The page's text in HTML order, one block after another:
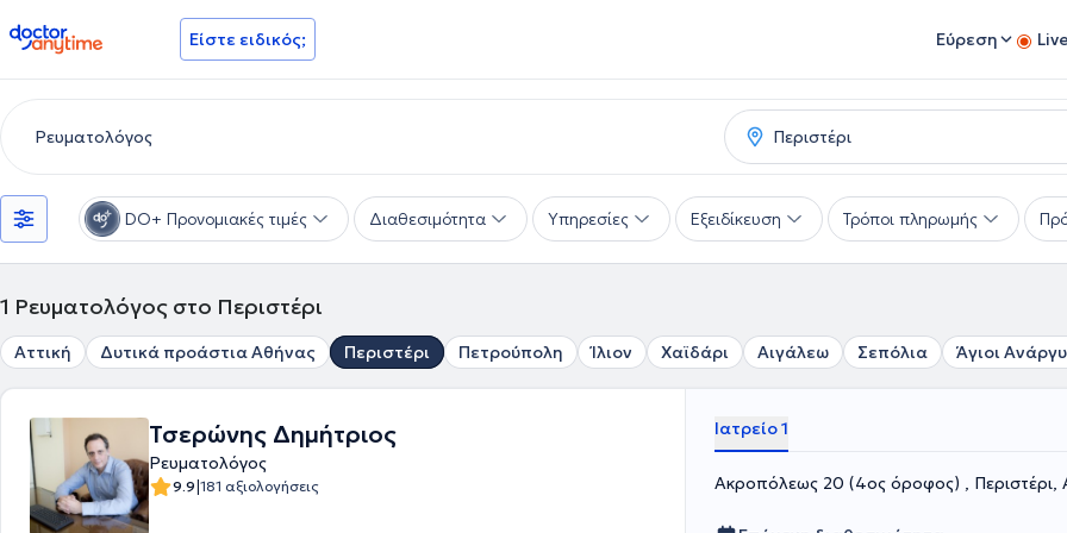
doctoranytime Είστε ειδικός; Εύρεση
DO+ Προνομιακές τιμές Διαθεσιμότητα Υπηρεσίες Εξειδίκευση Τρόποι πληρωμής
1 Ρευματολόγος στο Περιστέρι
Αττική Δυτικά προάστια Αθήνας Περιστέρι Πετρούπολη Ίλιον Χαϊδάρι Αιγάλεω Σεπόλια Άγιοι
Τσερώνης Δημήτριος
Ρευματολόγος
9.9|181 αξιολογήσεις
Ιατρείο 1
Ακροπόλεως 20 (4ος όροφος) , Περιστέρι,